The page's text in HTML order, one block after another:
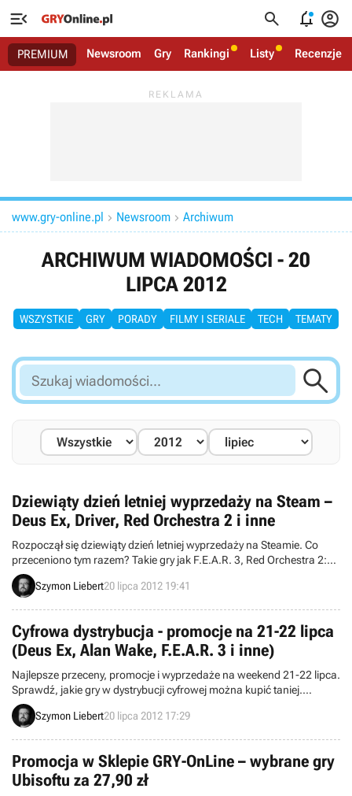
   
PREMIUM Newsroom Gry Rankingi Listy Recenzje
www.gry-online.pl  Newsroom  Archiwum
ARCHIWUM WIADOMOŚCI - 20
LIPCA 2012
WSZYSTKIE GRY PORADY FILMY I SERIALE TECH TEMATY
Szukaj
wiadomości...

Dziewiąty dzień letniej wyprzedaży na Steam –
Deus Ex, Driver, Red Orchestra 2 i inne
Rozpoczął się dziewiąty dzień letniej wyprzedaży na Steamie. Co
przeceniono tym razem? Takie gry jak F.E.A.R. 3, Red Orchestra 2:
Heroes of Stalingrad, czy Deus Ex: Human Revolution.
Szymon Liebert20 lipca 2012 19:41
Cyfrowa dystrybucja - promocje na 21-22 lipca
(Deus Ex, Alan Wake, F.E.A.R. 3 i inne)
Najlepsze przeceny, promocje i wyprzedaże na weekend 21-22 lipca.
Sprawdź, jakie gry w dystrybucji cyfrowej można kupić taniej.
Zestawiamy oferty takich sklepów jak Steam, Impulse, GOG,
Gamer’s Gate, Green Man Gaming, Muve, Sklep Gry-OnLine i innych.
Szymon Liebert20 lipca 2012 17:29
Promocja w Sklepie GRY-OnLine – wybrane gry
Ubisoftu za 27,90 zł